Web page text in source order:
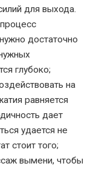
для выхода.
достаточно
глубоко;
на
равняется
дает
удается не
стоит того;
вымени, чтобы